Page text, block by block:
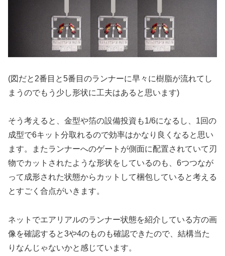
(図だと2番目と5番目のランナーに早々に樹脂が流れてし
まうのでもう少し形状に工夫はあると思います)
そう考えると、金型や箔の設備投資も1/6になるし、1回の
成型で6キット分取れるので効率はかなり良くなると思い
ます。またランナーへのゲートが側面に配置されていて刃
物でカットされたような形状をしているのも、6つつなが
って成形された状態からカットして梱包していると考える
とすごく合点がいきます。
ネットでエアリアルのランナー状態を紹介している方の画
像を確認すると3や4のものも確認できたので、結構当た
りなんじゃないかと感じています。